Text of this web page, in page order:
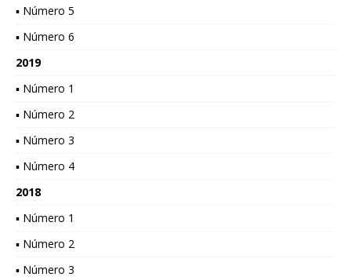
▪ Número 5
▪ Número 6
2019
▪ Número 1
▪ Número 2
▪ Número 3
▪ Número 4
2018
▪ Número 1
▪ Número 2
▪ Número 3